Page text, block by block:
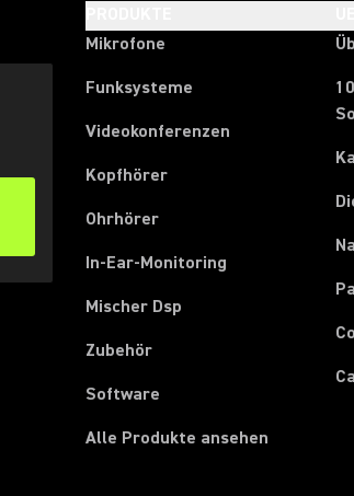
Mikrofone
Funksysteme
Videokonferenzen
Kopfhörer
Ohrhörer
In-Ear-Monitoring
Mischer Dsp
Zubehör
Software
Alle Produkte ansehen